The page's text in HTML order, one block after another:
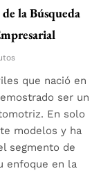
la Búsqueda
que nació en
ser un
En solo
modelos y ha
segmento de
enfoque en la